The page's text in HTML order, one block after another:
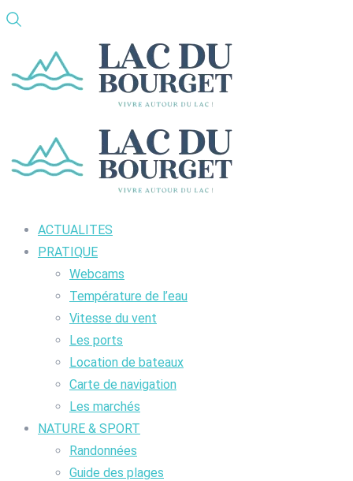
ACTUALITES
PRATIQUE
Webcams
Température de l’eau
Vitesse du vent
Les ports
Location de bateaux
Carte de navigation
Les marchés
NATURE & SPORT
Randonnées
Guide des plages